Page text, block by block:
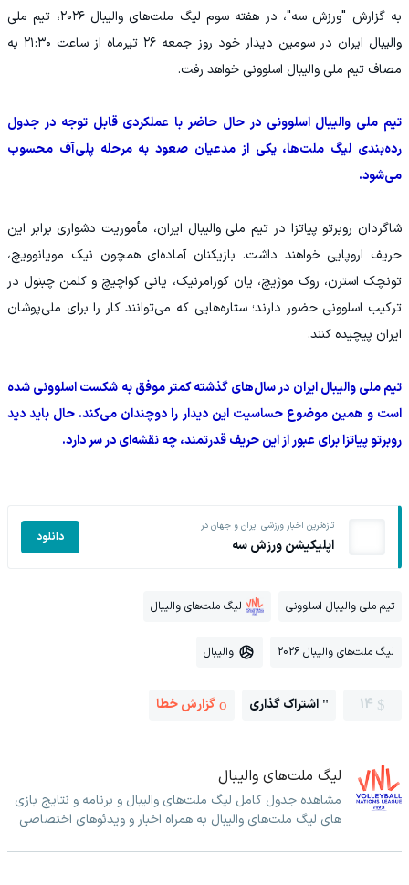
به گزارش "ورزش سه"، در هفته سوم لیگ ملت‌های والیبال ۲۰۲۶، تیم ملی
والیبال ایران در سومین دیدار خود روز جمعه ۲۶ تیرماه از ساعت ۲۱:۳۰ به
مصاف تیم ملی والیبال اسلوونی خواهد رفت.
تیم ملی والیبال اسلوونی در حال حاضر با عملکردی قابل توجه در جدول
رده‌بندی لیگ ملت‌ها، یکی از مدعیان صعود به مرحله پلی‌آف محسوب
می‌شود.
شاگردان روبرتو پیاتزا در تیم ملی والیبال ایران، مأموریت دشواری برابر این
حریف اروپایی خواهند داشت. بازیکنان آماده‌ای همچون نیک مویانوویچ،
تونچک استرن، روک موژیچ، یان کوزامرنیک، یانی کواچیچ و کلمن چبنول در
ترکیب اسلوونی حضور دارند؛ ستاره‌هایی که می‌توانند کار را برای ملی‌پوشان
ایران پیچیده کنند.
تیم ملی والیبال ایران در سال‌های گذشته کمتر موفق به شکست اسلوونی شده
است و همین موضوع حساسیت این دیدار را دوچندان می‌کند. حال باید دید
روبرتو پیاتزا برای عبور از این حریف قدرتمند، چه نقشه‌ای در سر دارد.
تازه‌ترین اخبار ورزشی ایران و جهان در
اپلیکیشن ورزش سه دانلود
تیم ملی والیبال اسلوونی لیگ ملت‌های والیبال
لیگ ملت‌های والیبال 2026 والیبال
14 اشتراک گذاری گزارش خطا
لیگ ملت‌های والیبال
مشاهده جدول کامل لیگ ملت‌های والیبال و برنامه و نتایج بازی
های لیگ ملت‌های والیبال به همراه اخبار و ویدئوهای اختصاصی